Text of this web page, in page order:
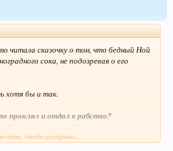
читала сказочку о том, что бедный Ной
сока, не подозревая о его
хотя бы и так.
проклял и отдал в рабство?
Вы и в самом деле верите в эти
чтобы раскрыть...